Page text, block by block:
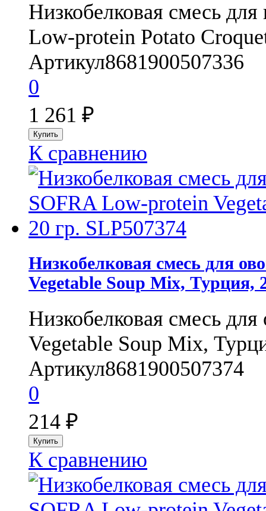
Низкобелковая смесь
Low-protein Potato
Артикул8681900507336
0
1 261 ₽
К сравнению
Низкобелковая смесь для
Vegetable Soup Mix, Турция,
Низкобелковая смесь
Vegetable Soup Mix,
Артикул8681900507374
0
214 ₽
К сравнению